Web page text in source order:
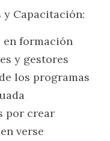
y Capacitación:
en formación
y gestores
los programas
por crear
verse